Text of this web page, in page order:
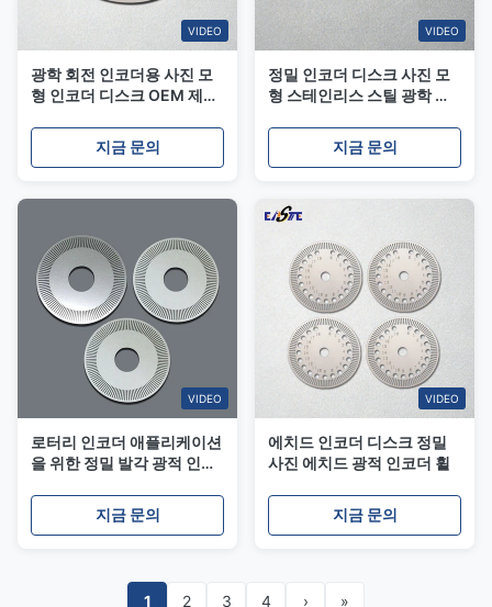
VIDEO
광학 회전 인코더용 사진 모
형 인코더 디스크 OEM 제조
지금 문의
VIDEO
정밀 인코더 디스크 사진 모
형 스테인리스 스틸 광학 코
지금 문의
VIDEO
로터리 인코더 애플리케이션
을 위한 정밀 발각 광적 인코
지금 문의
VIDEO
에치드 인코더 디스크 정밀
사진 에치드 광적 인코더 휠
지금 문의
1 2 3 4 › »